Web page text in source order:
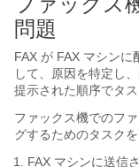
問題
FAX が FAX マシン
して、原因を特定し
提示された順序でタ
ファックス機でのフ
グするためのタスクを
FAX マシンに送信